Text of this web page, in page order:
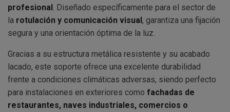
profesional. Diseñado específicamente para el sector de
la rotulación y comunicación visual, garantiza una fijación
segura y una orientación óptima de la luz.
Gracias a su estructura metálica resistente y su acabado
lacado, este soporte ofrece una excelente durabilidad
frente a condiciones climáticas adversas, siendo perfecto
para instalaciones en exteriores como fachadas de
restaurantes, naves industriales, comercios o